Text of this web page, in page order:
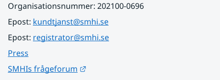
Organisationsnummer: 202100-0696
Epost: kundtjanst@smhi.se
Epost: registrator@smhi.se
Press
SMHIs frågeforum